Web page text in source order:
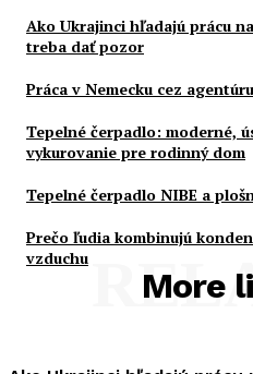
Ako Ukrajinci hľadajú prácu
treba dať pozor
Práca v Nemecku cez
Tepelné čerpadlo: moderné,
vykurovanie pre rodinný dom
Tepelné čerpadlo NIBE a
Prečo ľudia kombinujú
vzduchu
More